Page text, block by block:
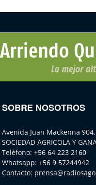
SOBRE NOSOTROS
Avenida Juan Mackenna
SOCIEDAD AGRICOLA Y
Teléfono: +56 64 223 2160
Whatsapp: +56 9 57244942
Contacto: